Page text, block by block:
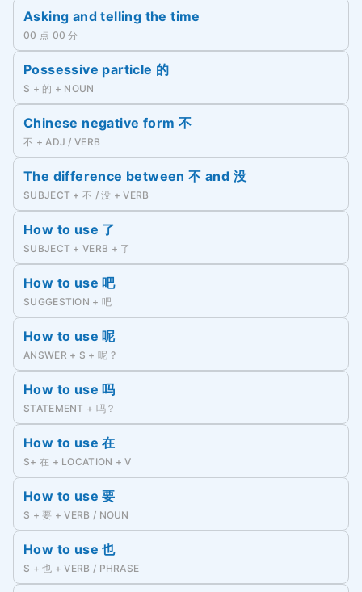
Asking and telling the time
00 点 00 分
Possessive particle 的
S + 的 + NOUN
Chinese negative form 不
不 + ADJ / VERB
The difference between 不 and 没
SUBJECT + 不 / 没 + VERB
How to use 了
SUBJECT + VERB + 了
How to use 吧
SUGGESTION + 吧
How to use 呢
ANSWER + S + 呢 ?
How to use 吗
STATEMENT + 吗？
How to use 在
S+ 在 + LOCATION + V
How to use 要
S + 要 + VERB / NOUN
How to use 也
S + 也 + VERB / PHRASE